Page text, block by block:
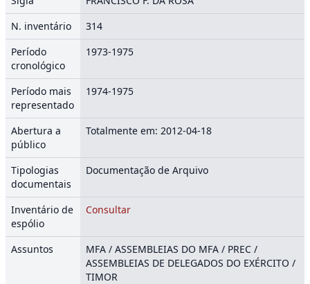
N. inventário
314
Período
cronológico
1973-1975
Período mais
representado
1974-1975
Abertura a
público
Totalmente em: 2012-04-18
Tipologias
documentais
Documentação de Arquivo
Inventário de
espólio
Consultar
Assuntos
MFA / ASSEMBLEIAS DO MFA / PREC /
ASSEMBLEIAS DE DELEGADOS DO EXÉRCITO /
TIMOR